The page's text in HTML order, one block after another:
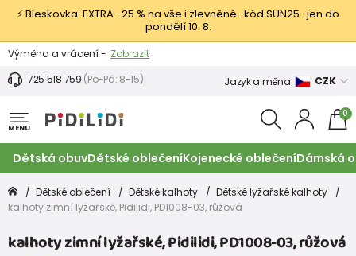
⚡ Bleskovka: EXTRA −25 % na vše i zlevněné · kód SUN25 · jen do
pondělí 10. 8.
Zobrazit
Sleva 100 Kč na první nákup -
725 518 759 (Po-Pá: 8-15) Jazyk a měna CZK
MENU
0
Dětská obuvDětské oblečeníKojenecké oblečeníDámská
Dětské oblečení Dětské kalhoty
Dětské lyžařské kalhoty
kalhoty zimní lyžařské, Pidilidi, PD1008-03, růžová
kalhoty zimní lyžařské, Pidilidi, PD1008-03, růžová